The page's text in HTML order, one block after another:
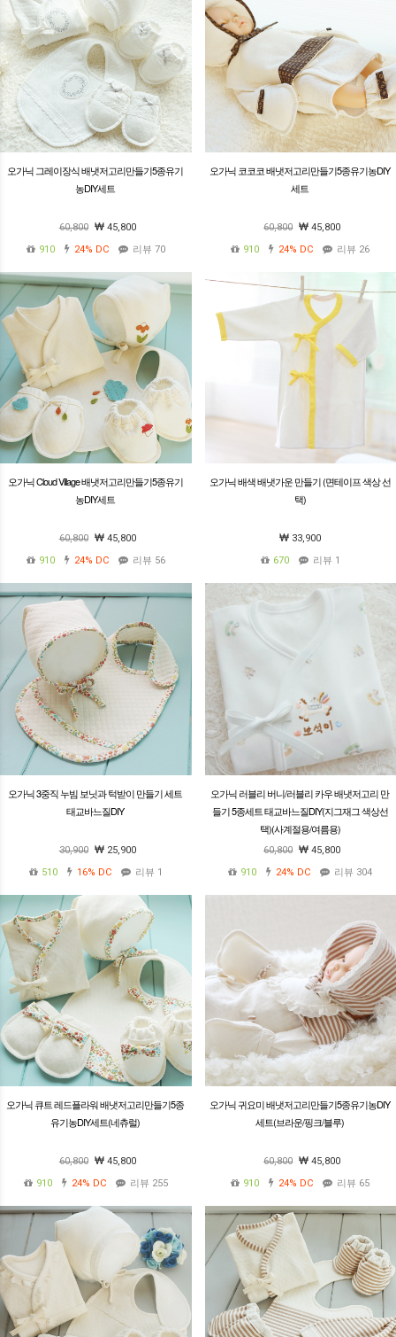
오가닉 그레이장식 배냇저고리만들기5종유기
농DIY세트
60,800
45,800
910
24% DC 리뷰 70
오가닉 코코코 배냇저고리만들기5종유기농DIY
세트
60,800
45,800
910
24% DC 리뷰 26
오가닉 Cloud Village 배냇저고리만들기5종유기
농DIY세트
60,800
45,800
910
24% DC 리뷰 56
오가닉 배색 배냇가운 만들기 (면테이프 색상 선
택)
33,900
670
리뷰 1
오가닉 3중직 누빔 보닛과 턱받이 만들기 세트
태교바느질DIY
30,900
25,900
510
16% DC 리뷰 1
오가닉 러블리 버니/러블리 카우 배냇저고리 만
들기 5종세트 태교바느질DIY(지그재그 색상선
택)(사계절용/여름용)
60,800
45,800
910
24% DC 리뷰 304
오가닉 큐트 레드플라워 배냇저고리만들기5종
유기농DIY세트(네츄럴)
60,800
45,800
910
24% DC 리뷰 255
오가닉 귀요미 배냇저고리만들기5종유기농DIY
세트(브라운/핑크/블루)
60,800
45,800
910
24% DC 리뷰 65